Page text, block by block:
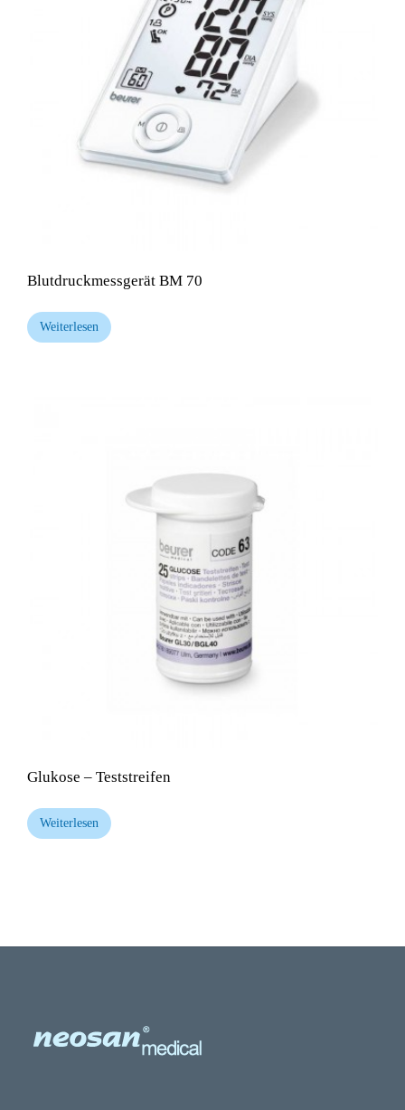
Blutdruckmessgerät BM 70
Weiterlesen
Glukose – Teststreifen
Weiterlesen